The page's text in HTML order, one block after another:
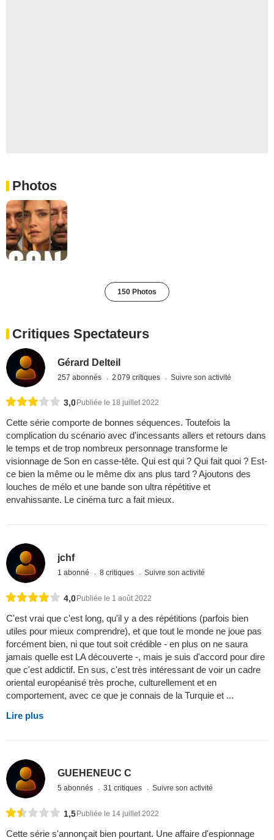
Photos
150 Photos
Critiques Spectateurs
Gérard Delteil
257 abonnés 2 079 critiques Suivre son activité
3,0 Publiée le 18 juillet 2022
Cette série comporte de bonnes séquences. Toutefois la
complication du scénario avec d'incessants allers et retours dans
le temps et de trop nombreux personnage transforme le
visionnage de Son en casse-tête. Qui est qui ? Qui fait quoi ? Est-
ce bien la même ou le même dix ans plus tard ? Ajoutons des
louches de mélo et une bande son ultra répétitive et
envahissante. Le cinéma turc a fait mieux.
jchf
1 abonné 8 critiques Suivre son activité
4,0Publiée le 1 août 2022
C'est vrai que c'est long, qu'il y a des répétitions (parfois bien
utiles pour mieux comprendre), et que tout le monde ne joue pas
forcément bien, ni que tout soit crédible - en plus on ne saura
jamais quelle est LA découverte -, mais je suis d'accord pour dire
que c'est addictif. En sus, c'est très intéressant de voir un cadre
oriental européanisé très proche, culturellement et en
comportement, avec ce que je connais de la Turquie et ...
Lire plus
GUEHENEUC C
5 abonnés 31 critiques Suivre son activité
1,5 Publiée le 14 juillet 2022
Cette série s'annonçait bien pourtant. Une affaire d'espionnage